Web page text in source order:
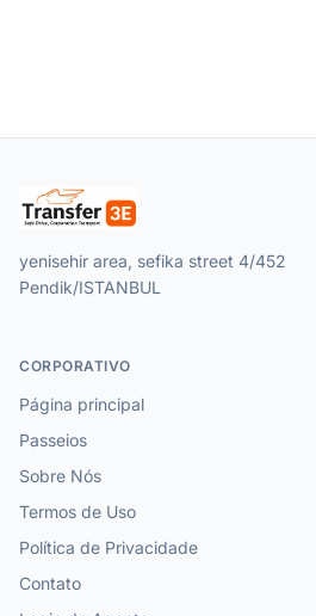
yenisehir area, sefika street 4/452
Pendik/ISTANBUL
CORPORATIVO
Página principal
Passeios
Sobre Nós
Termos de Uso
Política de Privacidade
Contato